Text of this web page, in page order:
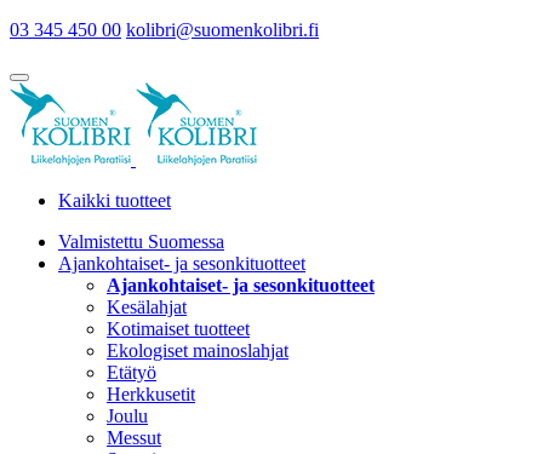
03 345 450 00 kolibri@suomenkolibri.fi
Kaikki tuotteet
Valmistettu Suomessa
Ajankohtaiset- ja sesonkituotteet
Ajankohtaiset- ja sesonkituotteet
Kesälahjat
Kotimaiset tuotteet
Ekologiset mainoslahjat
Etätyö
Herkkusetit
Joulu
Messut